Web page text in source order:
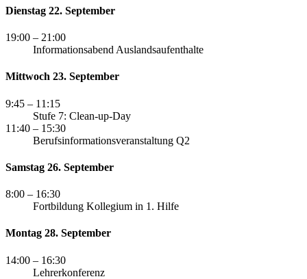
Dienstag 22. September
19:00 – 21:00
Informationsabend Auslandsaufenthalte
Mittwoch 23. September
9:45 – 11:15
Stufe 7: Clean-up-Day
11:40 – 15:30
Berufsinformationsveranstaltung Q2
Samstag 26. September
8:00 – 16:30
Fortbildung Kollegium in 1. Hilfe
Montag 28. September
14:00 – 16:30
Lehrerkonferenz